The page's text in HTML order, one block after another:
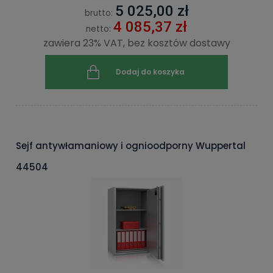
brutto: 5 025,00 zł
netto: 4 085,37 zł
zawiera 23% VAT, bez kosztów dostawy
Dodaj do koszyka
Sejf antywłamaniowy i ognioodporny Wuppertal
44504